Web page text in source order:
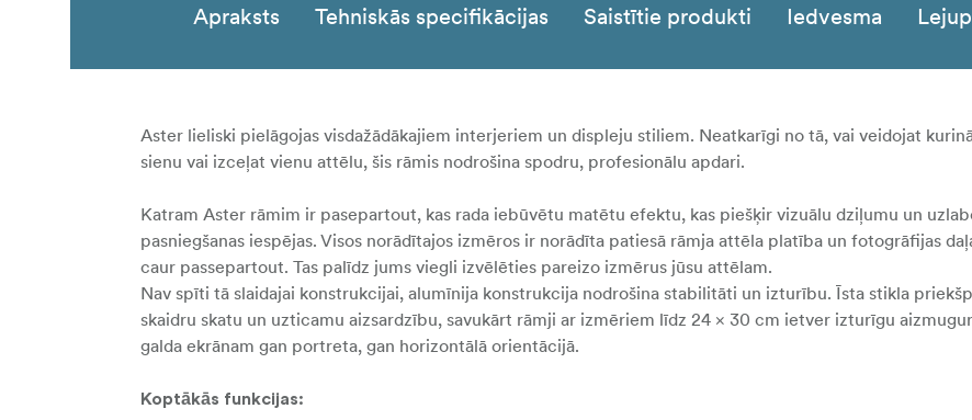
Apraksts Tehniskās specifikācijas Saistītie produkti Iedvesma
Aster lieliski pielāgojas visdažādākajiem interjeriem un displeju stiliem. Neatkarīgi no tā, vai veidojat
sienu vai izceļat vienu attēlu, šis rāmis nodrošina spodru, profesionālu apdari.
Katram Aster rāmim ir pasepartout, kas rada iebūvētu matētu efektu, kas piešķir vizuālu dziļumu un
pasniegšanas iespējas. Visos norādītajos izmēros ir norādīta patiesā rāmja attēla platība un fotogrāfijas
caur passepartout. Tas palīdz jums viegli izvēlēties pareizo izmērus jūsu attēlam.
Nav spīti tā slaidajai konstrukcijai, alumīnija konstrukcija nodrošina stabilitāti un izturību. Īsta stikla
skaidru skatu un uzticamu aizsardzību, savukārt rāmji ar izmēriem līdz 24 × 30 cm ietver izturīgu
galda ekrānam gan portreta, gan horizontālā orientācijā.
Koptākās funkcijas: